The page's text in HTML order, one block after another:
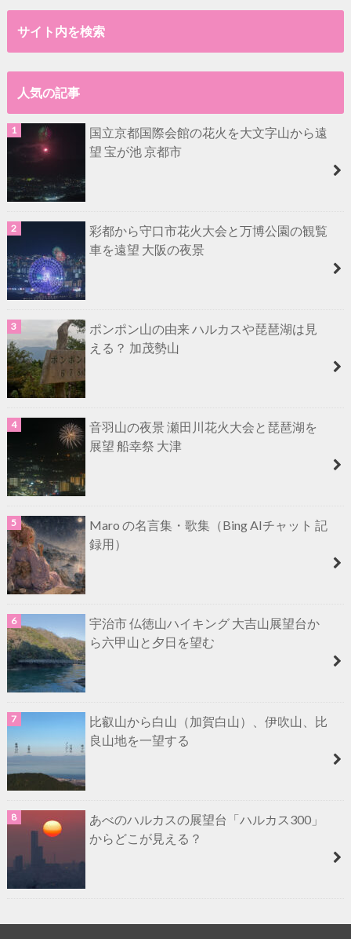
サイト内を検索
人気の記事
国立京都国際会館の花火を大文字山から遠
望 宝が池 京都市
彩都から守口市花火大会と万博公園の観覧
車を遠望 大阪の夜景
ポンポン山の由来 ハルカスや琵琶湖は見
える？ 加茂勢山
音羽山の夜景 瀬田川花火大会と琵琶湖を
展望 船幸祭 大津
Maro の名言集・歌集（Bing AIチャット 記
録用）
宇治市 仏徳山ハイキング 大吉山展望台か
ら六甲山と夕日を望む
比叡山から白山（加賀白山）、伊吹山、比
良山地を一望する
あべのハルカスの展望台「ハルカス300」
からどこが見える？